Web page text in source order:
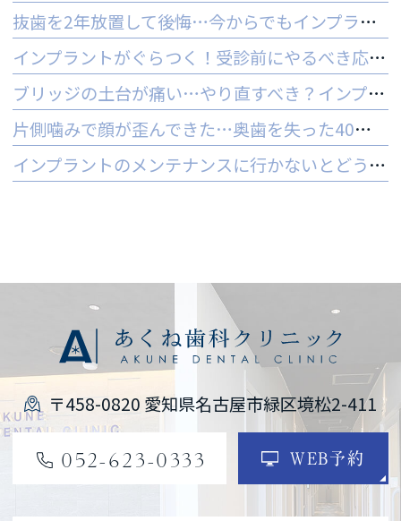
抜歯を2年放置して後悔…今からでもインプラントはできる？
インプラントがぐらつく！受診前にやるべき応急処置とNG行動一覧
ブリッジの土台が痛い…やり直すべき？インプラントとの判断基準を解説
片側噛みで顔が歪んできた…奥歯を失った40代女性のインプラントという選択肢
インプラントのメンテナンスに行かないとどうなる？ 他院でやってもいいの？
〒458-0820 愛知県名古屋市緑区境松2-411
052-623-0333 WEB予約